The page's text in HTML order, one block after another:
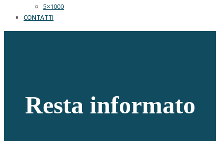
5×1000
CONTATTI
Resta informato